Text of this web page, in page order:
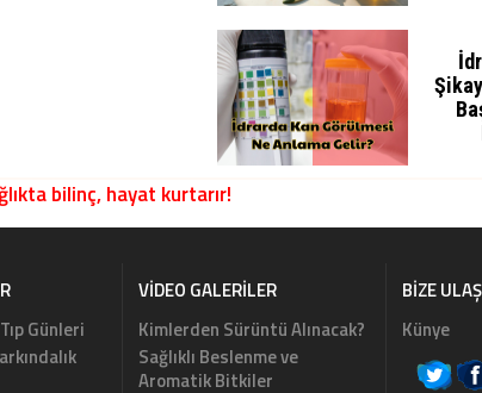
bilinç, hayat kurtarır!
Günleri
VIDEO GALERILER
Kimlerden Sürüntü Alınacak?
Sağlıklı Beslenme ve
Aromatik Bitkiler
BIZE
Künye